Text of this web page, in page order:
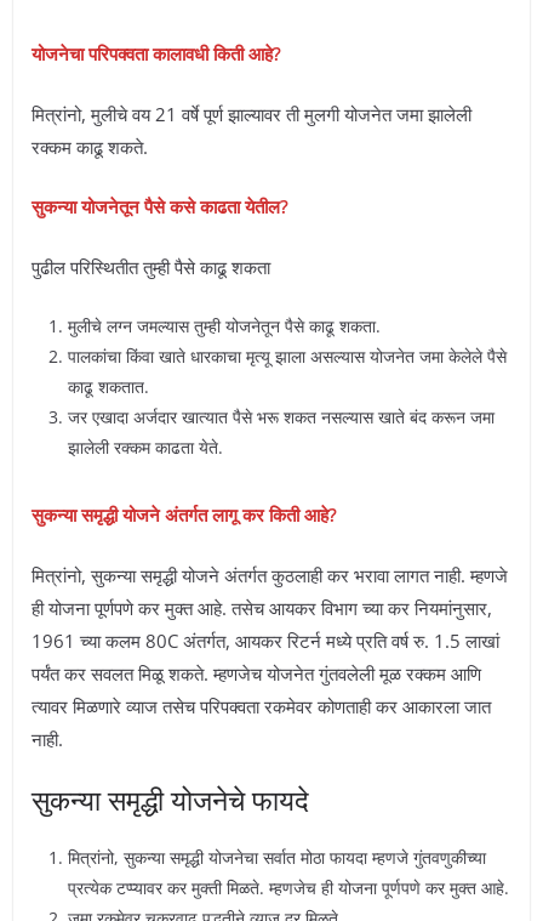
योजनेचा परिपक्वता कालावधी किती आहे?
मित्रांनो, मुलीचे वय 21 वर्षे पूर्ण झाल्यावर ती मुलगी योजनेत जमा झालेली
रक्कम काढू शकते.
सुकन्या योजनेतून पैसे कसे काढता येतील?
पुढील परिस्थितीत तुम्ही पैसे काढू शकता
मुलीचे लग्न जमल्यास तुम्ही योजनेतून पैसे काढू शकता.
पालकांचा किंवा खाते धारकाचा मृत्यू झाला असल्यास योजनेत जमा केलेले पैसे
काढू शकतात.
जर एखादा अर्जदार खात्यात पैसे भरू शकत नसल्यास खाते बंद करून जमा
झालेली रक्कम काढता येते.
सुकन्या समृद्धी योजने अंतर्गत लागू कर किती आहे?
मित्रांनो, सुकन्या समृद्धी योजने अंतर्गत कुठलाही कर भरावा लागत नाही. म्हणजे
ही योजना पूर्णपणे कर मुक्त आहे. तसेच आयकर विभाग च्या कर नियमांनुसार,
1961 च्या कलम 80C अंतर्गत, आयकर रिटर्न मध्ये प्रति वर्ष रु. 1.5 लाखां
पर्यंत कर सवलत मिळू शकते. म्हणजेच योजनेत गुंतवलेली मूळ रक्कम आणि
त्यावर मिळणारे व्याज तसेच परिपक्वता रकमेवर कोणताही कर आकारला जात
नाही.
सुकन्या समृद्धी योजनेचे फायदे
मित्रांनो, सुकन्या समृद्धी योजनेचा सर्वात मोठा फायदा म्हणजे गुंतवणुकीच्या
प्रत्येक टप्प्यावर कर मुक्ती मिळते. म्हणजेच ही योजना पूर्णपणे कर मुक्त आहे.